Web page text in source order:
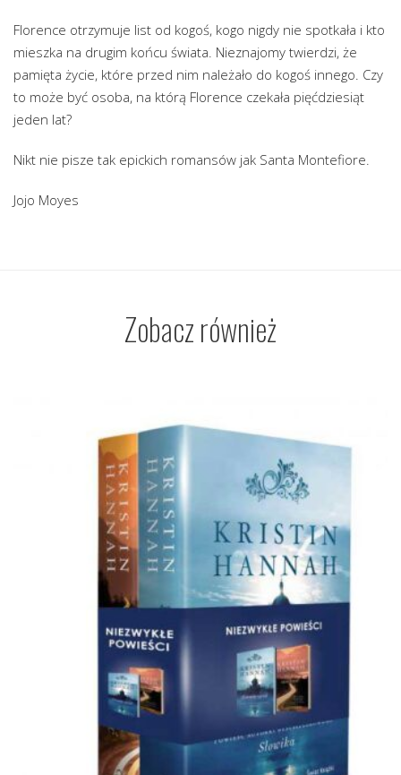
Florence otrzymuje list od kogoś, kogo nigdy nie spotkała i kto
mieszka na drugim końcu świata. Nieznajomy twierdzi, że
pamięta życie, które przed nim należało do kogoś innego. Czy
to może być osoba, na którą Florence czekała pięćdziesiąt
jeden lat?
Nikt nie pisze tak epickich romansów jak Santa Montefiore.
Jojo Moyes
Zobacz również